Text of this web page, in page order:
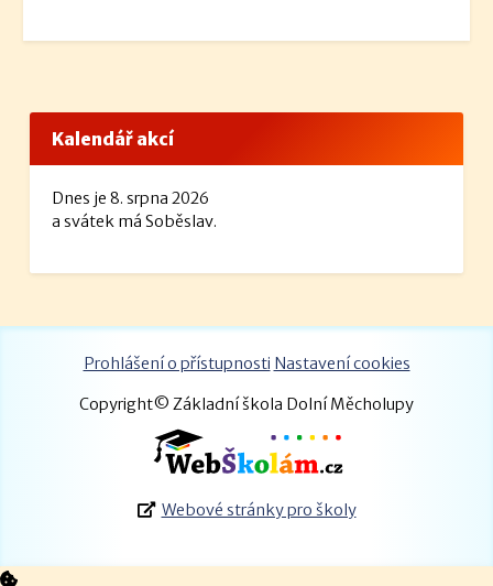
Kalendář akcí
Dnes je 8. srpna 2026
a svátek má Soběslav.
Prohlášení o přístupnosti Nastavení cookies
Copyright© Základní škola Dolní Měcholupy
Webové stránky pro školy